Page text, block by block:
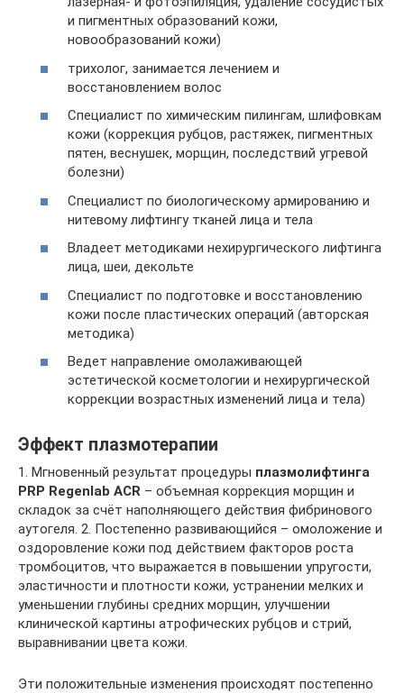
и пигментных образований кожи,
новообразований кожи)
трихолог, занимается лечением и
восстановлением волос
Специалист по химическим пилингам, шлифовкам
кожи (коррекция рубцов, растяжек, пигментных
пятен, веснушек, морщин, последствий угревой
болезни)
Специалист по биологическому армированию и
нитевому лифтингу тканей лица и тела
Владеет методиками нехирургического лифтинга
лица, шеи, декольте
Специалист по подготовке и восстановлению
кожи после пластических операций (авторская
методика)
Ведет направление омолаживающей
эстетической косметологии и нехирургической
коррекции возрастных изменений лица и тела)
Эффект плазмотерапии
1. Мгновенный результат процедуры плазмолифтинга
PRP Regenlab ACR – объемная коррекция морщин и
складок за счёт наполняющего действия фибринового
аутогеля. 2. Постепенно развивающийся – омоложение и
оздоровление кожи под действием факторов роста
тромбоцитов, что выражается в повышении упругости,
эластичности и плотности кожи, устранении мелких и
уменьшении глубины средних морщин, улучшении
клинической картины атрофических рубцов и стрий,
выравнивании цвета кожи.
Эти положительные изменения происходят постепенно